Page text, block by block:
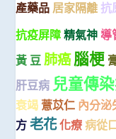
產藥品 居家隔離 抗
抗疫屏障 精氣神 導
黃 豆 肺癌腦梗
肝豆病 兒童傳
衰竭 薏苡仁 內分泌
方 老花化療 病從